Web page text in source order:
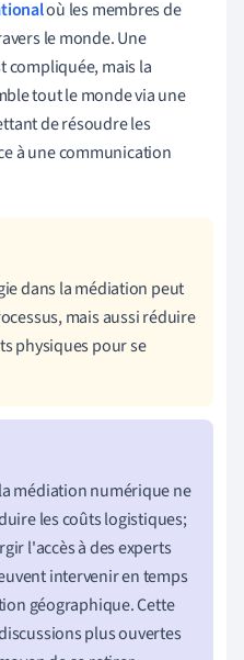
où les membres de
le monde. Une
compliquée, mais la
tout le monde via une
de résoudre les
à une communication
dans la médiation peut
mais aussi réduire
physiques pour se
médiation numérique ne
les coûts logistiques;
l'accès à des experts
intervenir en temps
géographique. Cette
plus ouvertes